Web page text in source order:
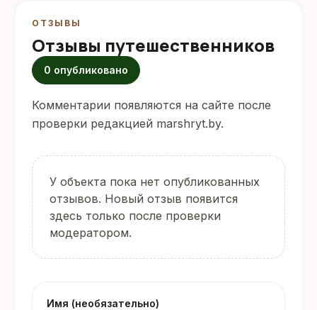
ОТЗЫВЫ
Отзывы путешественников
0 опубликовано
Комментарии появляются на сайте после
проверки редакцией marshryt.by.
У объекта пока нет опубликованных
отзывов. Новый отзыв появится
здесь только после проверки
модератором.
Имя (необязательно)